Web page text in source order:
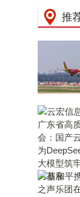
术特展
推